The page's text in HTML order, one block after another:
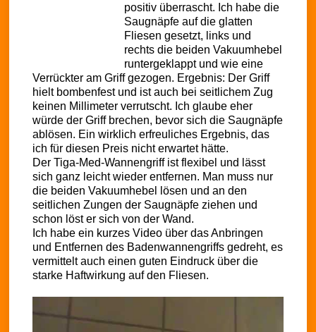
positiv überrascht. Ich habe die
Saugnäpfe auf die glatten
Fliesen gesetzt, links und
rechts die beiden Vakuumhebel
runtergeklappt und wie eine
Verrückter am Griff gezogen. Ergebnis: Der Griff
hielt bombenfest und ist auch bei seitlichem Zug
keinen Millimeter verrutscht. Ich glaube eher
würde der Griff brechen, bevor sich die Saugnäpfe
ablösen. Ein wirklich erfreuliches Ergebnis, das
ich für diesen Preis nicht erwartet hätte.
Der Tiga-Med-Wannengriff ist flexibel und lässt
sich ganz leicht wieder entfernen. Man muss nur
die beiden Vakuumhebel lösen und an den
seitlichen Zungen der Saugnäpfe ziehen und
schon löst er sich von der Wand.
Ich habe ein kurzes Video über das Anbringen
und Entfernen des Badenwannengriffs gedreht, es
vermittelt auch einen guten Eindruck über die
starke Haftwirkung auf den Fliesen.